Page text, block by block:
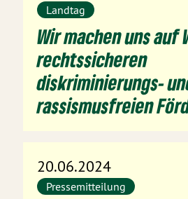
Landtag
Wir machen uns auf
rechtssicheren
diskriminierungs-
rassismusfreien
20.06.2024
Pressemitteilung